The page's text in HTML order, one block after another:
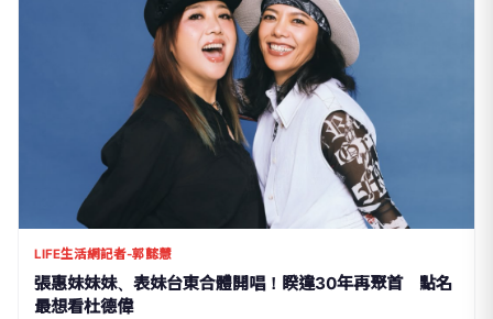
LIFE生活網記者-郭懿慧
張惠妹妹妹、表妹台東合體開唱！睽違30年再聚首 點名
最想看杜德偉